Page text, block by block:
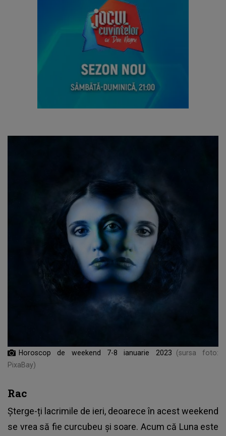
Horoscop de weekend 7-8 ianuarie 2023
(sursa foto:
PixaBay)
Rac
Șterge-ți lacrimile de ieri, deoarece în acest weekend
se vrea să fie curcubeu și soare. Acum că Luna este